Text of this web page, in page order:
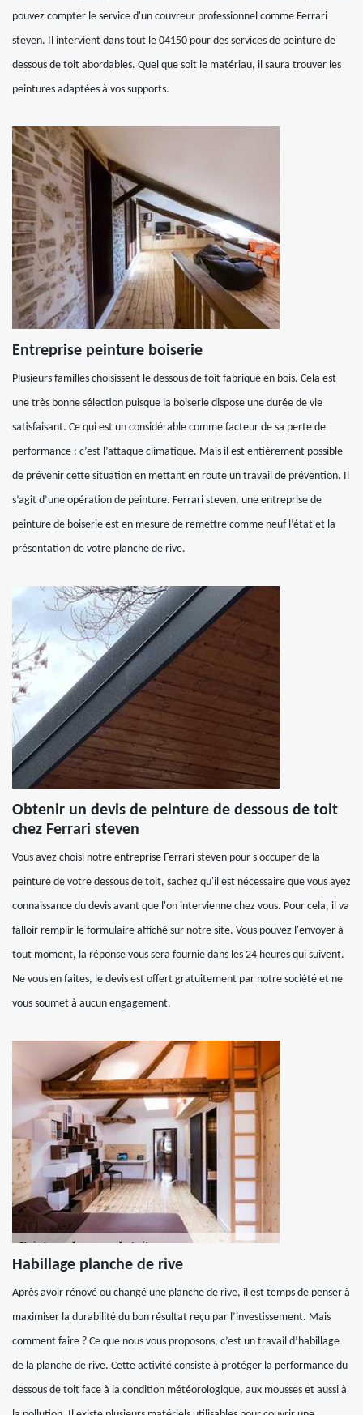
pouvez compter le service d'un couvreur professionnel comme Ferrari
steven. Il intervient dans tout le 04150 pour des services de peinture de
dessous de toit abordables. Quel que soit le matériau, il saura trouver les
peintures adaptées à vos supports.
Entreprise peinture boiserie
Plusieurs familles choisissent le dessous de toit fabriqué en bois. Cela est
une très bonne sélection puisque la boiserie dispose une durée de vie
satisfaisant. Ce qui est un considérable comme facteur de sa perte de
performance : c’est l’attaque climatique. Mais il est entièrement possible
de prévenir cette situation en mettant en route un travail de prévention. Il
s’agit d’une opération de peinture. Ferrari steven, une entreprise de
peinture de boiserie est en mesure de remettre comme neuf l’état et la
présentation de votre planche de rive.
Obtenir un devis de peinture de dessous de toit
chez Ferrari steven
Vous avez choisi notre entreprise Ferrari steven pour s'occuper de la
peinture de votre dessous de toit, sachez qu'il est nécessaire que vous ayez
connaissance du devis avant que l'on intervienne chez vous. Pour cela, il va
falloir remplir le formulaire affiché sur notre site. Vous pouvez l'envoyer à
tout moment, la réponse vous sera fournie dans les 24 heures qui suivent.
Ne vous en faites, le devis est offert gratuitement par notre société et ne
vous soumet à aucun engagement.
Habillage planche de rive
Après avoir rénové ou changé une planche de rive, il est temps de penser à
maximiser la durabilité du bon résultat reçu par l’investissement. Mais
comment faire ? Ce que nous vous proposons, c’est un travail d’habillage
de la planche de rive. Cette activité consiste à protéger la performance du
dessous de toit face à la condition météorologique, aux mousses et aussi à